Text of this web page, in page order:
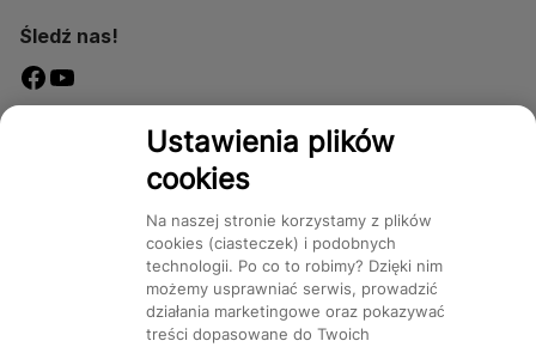
Śledź nas!
Dostępność
Kategorie Produkty Marki CMS
Ustawienia plików
cookies
Na naszej stronie korzystamy z plików
cookies (ciasteczek) i podobnych
technologii. Po co to robimy? Dzięki nim
możemy usprawniać serwis, prowadzić
działania marketingowe oraz pokazywać
treści dopasowane do Twoich